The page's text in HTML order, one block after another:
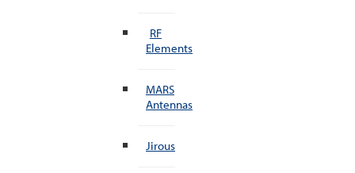
RF
Elements
MARS
Antennas
Jirous